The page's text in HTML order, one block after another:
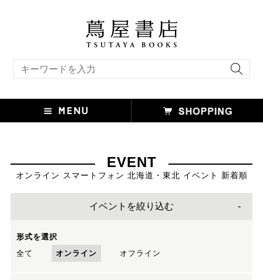
EVENT
オンライン スマートフォン 北海道・東北 イベント 新着順
イベントを絞り込む
形式を選択
全て
オンライン オフライン